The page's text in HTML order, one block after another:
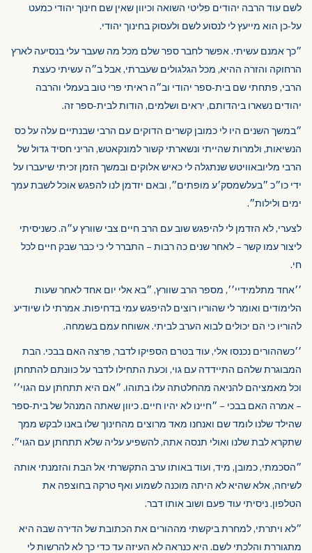
לשם עוד הרבה יהודים פליטי השואה וכיוון שאין שם חינוך יהודי כמעט
על-כן הוא מייעץ לי לנסוע לשם ולעסוק בחינוך יהודי.
״כך אמנם עשיתי. אפשר לחבר ספר שלם מכל מה שעבר עלי בנסיעה לארץ
הרחוקה והזרה ההיא, מכל הגלגולים שעברתי, אבל ב״ה עשיתי כעצת
הרבי, פתחתי שם בית-ספר יהודי וב״ה ראיתי פרי טוב בעמלי והרבה
יהודים נשארו ביהדותם, יראים ושלמים, הודות לבית-ספר זה.
״במשך השנים היו לי כמובן קשרים הדוקים עם הרבי שבנתיים עלה על כס
הנשיאות, ולמרות שהייתי ונשארתי קשור למונקאטש, הריני חסיד גדול של
הרבי מליובאוויטש שנתגלה לי כאיש אלוקים ובמשך הזמן זכיתי שיעברו על
ידי כו״כ ״בעלשמסק׳ע מופתים״, ובאם יזדמן לנו להפגש אוכל לשבת עמך
ימים ולילות״.
לצערי, לא הזדמן לי להיפגש שוב עם הרב חיים צבי שוורץ ע״ה. כשניסיתי
ליצור עמו קשר – לאחר שנים כה רבות – התברר לי כי כבר שבק חיים לכל
חי.
׳׳אחד מתלמידיי׳׳, מספר הרב שוורץ, ״בא אלי יום אחד לאחר שעות
הלימודים ואומר לי שהוריו רוצים להיפגש עמי בדחיפות. אמרתי לו שיודיע
להוריו כי הם יכולים לבוא הערב לביתי. אשוחח עמם בשמחה.
׳׳כשההורים נכנסו אלי, עוד בטרם הספיקו לדבר, פרצה האם בבכי. הבת
המבוגרת שלהם התיידדה עם גוי, וכעת התחילו לדבר על כוונתם להתחתן
וכל מאמציהם להניאה מהחלטתה עלו בתוהו. ״אם היא תתחתן עם הגוי׳׳
– אמרה האם בבכי – ״חיינו לא יהיו חיים. כיוון שאתה המנהל של בית-ספר
שהילד שלנו לומד שם ואנחנו מאד מרוצים מהחינוך שלו באנו לבקש ממך
שתקרא לבת שלנו ואולי תנסה אתה, להשפיע עליה שלא תתחתן עם הגוי״.
״הסכמתי, כמובן, מיד, ועוד באותו ערב התקשרתי אל הבת והזמנתי אותה
לשיחה, אלא שהיא לא היתה מוכנה לשמוע ואף טרקה בחוצפה את
הטלפון. ניסיתי עוד פעם ושוב אותו דבר.
״לא ויתרתי, למחרת ביקשתי מההורים את הכתובת של הדירה שבה היא
מתגוררת והלכתי לשם. היא כנראה לא העיזה עד כדי כך לא להרשות לי